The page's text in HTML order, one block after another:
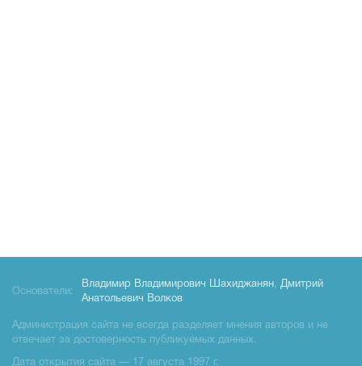
Основатели:
Владимир Владимирович Шахиджанян, Дмитрий
Анатольевич Волков
Администрация сайта не всегда разделяет мнения авторов и не
отвечает за достоверность публикуемых данных.
Дата открытия сайта — 17 августа 1997 г.